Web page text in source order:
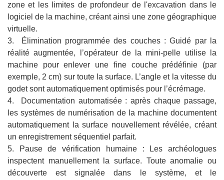
zone et les limites de profondeur de l'excavation dans le
logiciel de la machine, créant ainsi une zone géographique
virtuelle.
3. Élimination programmée des couches : Guidé par la
réalité augmentée, l’opérateur de la mini-pelle utilise la
machine pour enlever une fine couche prédéfinie (par
exemple, 2 cm) sur toute la surface. L’angle et la vitesse du
godet sont automatiquement optimisés pour l’écrémage.
4. Documentation automatisée : après chaque passage,
les systèmes de numérisation de la machine documentent
automatiquement la surface nouvellement révélée, créant
un enregistrement séquentiel parfait.
5. Pause de vérification humaine : Les archéologues
inspectent manuellement la surface. Toute anomalie ou
découverte est signalée dans le système, et le